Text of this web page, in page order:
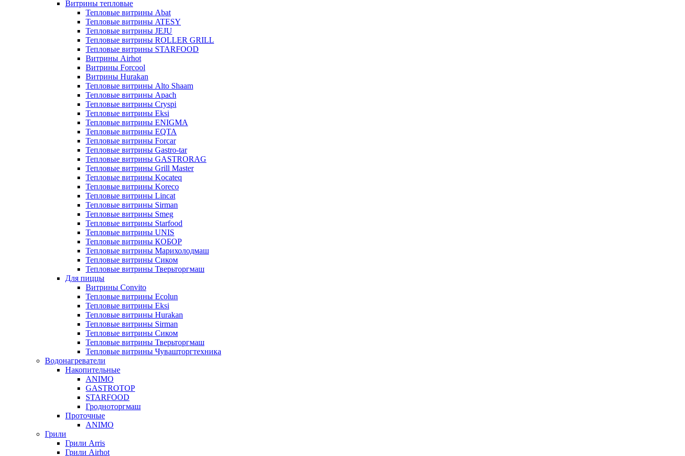
Витрины тепловые
Тепловые витрины Abat
Тепловые витрины ATESY
Тепловые витрины JEJU
Тепловые витрины ROLLER GRILL
Тепловые витрины STARFOOD
Витрины Airhot
Витрины Forcool
Витрины Hurakan
Тепловые витрины Alto Shaam
Тепловые витрины Apach
Тепловые витрины Cryspi
Тепловые витрины Eksi
Тепловые витрины ENIGMA
Тепловые витрины EQTA
Тепловые витрины Forcar
Тепловые витрины Gastro-tar
Тепловые витрины GASTRORAG
Тепловые витрины Grill Master
Тепловые витрины Kocateq
Тепловые витрины Koreco
Тепловые витрины Lincat
Тепловые витрины Sirman
Тепловые витрины Smeg
Тепловые витрины Starfood
Тепловые витрины UNIS
Тепловые витрины КОБОР
Тепловые витрины Марихолодмаш
Тепловые витрины Сиком
Тепловые витрины Тверьторгмаш
Для пиццы
Витрины Convito
Тепловые витрины Ecolun
Тепловые витрины Eksi
Тепловые витрины Hurakan
Тепловые витрины Sirman
Тепловые витрины Сиком
Тепловые витрины Тверьторгмаш
Тепловые витрины Чувашторгтехника
Водонагреватели
Накопительные
ANIMO
GASTROTOP
STARFOOD
Гродноторгмаш
Проточные
ANIMO
Грили
Грили Arris
Грили Airhot